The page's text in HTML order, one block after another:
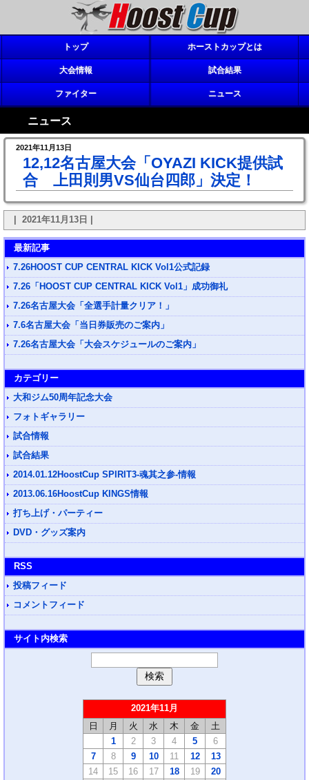
トップ ホーストカップとは
大会情報 試合結果
ファイター ニュース
ニュース
2021年11月13日
12,12名古屋大会「OYAZI KICK提供試
合 上田則男VS仙台四郎」決定！
| 2021年11月13日 |
最新記事
7.26HOOST CUP CENTRAL KICK Vol1公式記録
7.26「HOOST CUP CENTRAL KICK Vol1」成功御礼
7.26名古屋大会「全選手計量クリア！」
7.6名古屋大会「当日券販売のご案内」
7.26名古屋大会「大会スケジュールのご案内」
カテゴリー
大和ジム50周年記念大会
フォトギャラリー
試合情報
試合結果
2014.01.12HoostCup SPIRIT3-魂其之参-情報
2013.06.16HoostCup KINGS情報
打ち上げ・パーティー
DVD・グッズ案内
RSS
投稿フィード
コメントフィード
サイト内検索
2021年11月
日 月 火 水 木 金
土
1
2 3 4 5
6
7
8 9 10 11 12
13
14
15 16 17 18 19
20